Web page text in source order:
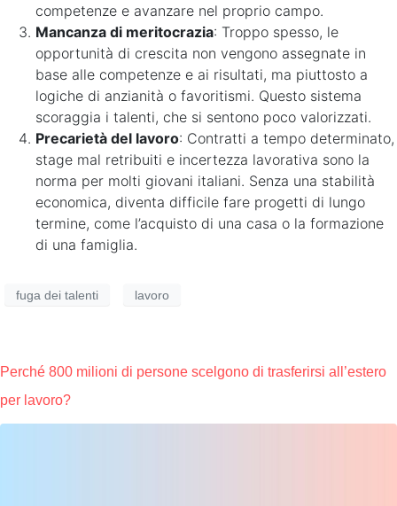
competenze e avanzare nel proprio campo.
Mancanza di meritocrazia: Troppo spesso, le
opportunità di crescita non vengono assegnate in
base alle competenze e ai risultati, ma piuttosto a
logiche di anzianità o favoritismi. Questo sistema
scoraggia i talenti, che si sentono poco valorizzati.
Precarietà del lavoro: Contratti a tempo determinato,
stage mal retribuiti e incertezza lavorativa sono la
norma per molti giovani italiani. Senza una stabilità
economica, diventa difficile fare progetti di lungo
termine, come l’acquisto di una casa o la formazione
di una famiglia.
fuga dei talenti lavoro
Perché 800 milioni di persone scelgono di trasferirsi all’estero
per lavoro?